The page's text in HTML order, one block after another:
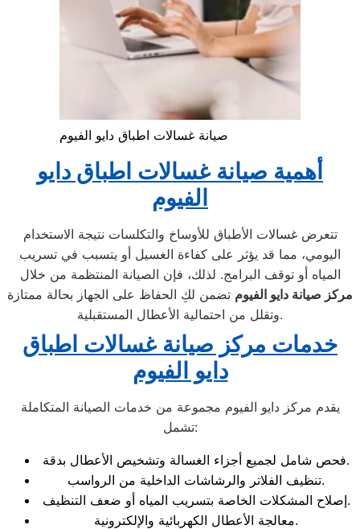
صيانة غسالات اطباق دايو الفيوم
أهمية صيانة غسالات اطباق دايو
الفيوم
تتعرض غسالات الأطباق للأوساخ والتكلسات نتيجة الاستخدام
اليومي، مما قد يؤثر على كفاءة الغسيل أو يتسبب في تسريب
المياه أو توقف البرامج. لذلك، فإن الصيانة المنتظمة من خلال
مركز صيانة دايو الفيوم تضمن لكِ الحفاظ على الجهاز بحالة ممتازة
وتقلل من احتمالية الأعطال المستقبلية.
خدمات مركز صيانة غسالات اطباق
دايو الفيوم
يقدم مركز دايو الفيوم مجموعة من خدمات الصيانة المتكاملة
تشمل:
فحص شامل لجميع أجزاء الغسالة وتشخيص الأعطال بدقة.
تنظيف الفلاتر والرشاشات الداخلية من الرواسب.
إصلاح المشكلات الخاصة بتسريب المياه أو ضعف التنظيف.
معالجة الأعطال الكهربائية والإلكترونية.